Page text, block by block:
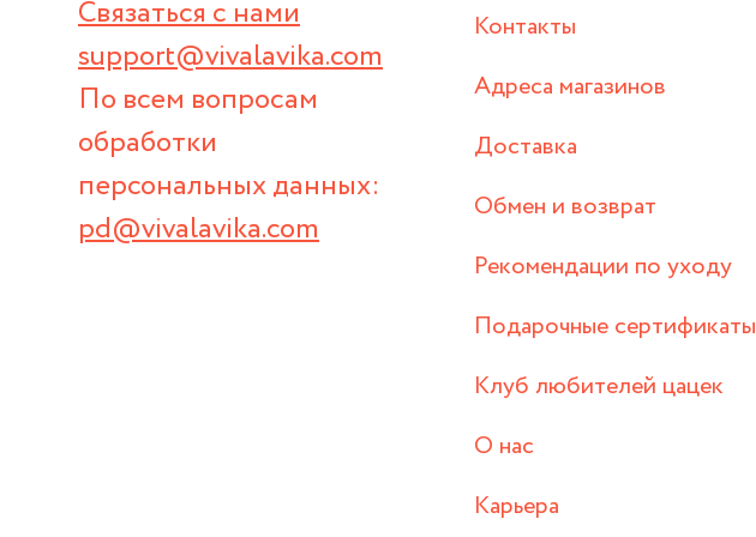
Связаться с нами
support@vivalavika.com
По всем вопросам
обработки
персональных данных:
pd@vivalavika.com
Контакты
Адреса магазинов
Доставка
Обмен и возврат
Рекомендации по уходу
Подарочные сертификаты
Клуб любителей цацек
О нас
Карьера